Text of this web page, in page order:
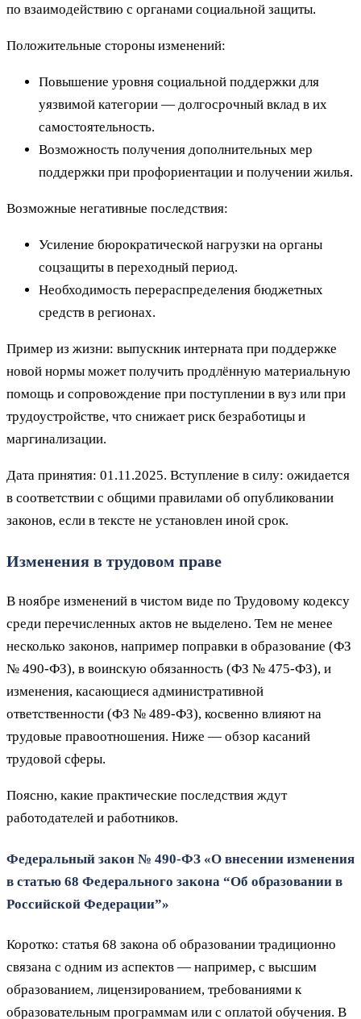
по взаимодействию с органами социальной защиты.
Положительные стороны изменений:
Повышение уровня социальной поддержки для
уязвимой категории — долгосрочный вклад в их
самостоятельность.
Возможность получения дополнительных мер
поддержки при профориентации и получении жилья.
Возможные негативные последствия:
Усиление бюрократической нагрузки на органы
соцзащиты в переходный период.
Необходимость перераспределения бюджетных
средств в регионах.
Пример из жизни: выпускник интерната при поддержке
новой нормы может получить продлённую материальную
помощь и сопровождение при поступлении в вуз или при
трудоустройстве, что снижает риск безработицы и
маргинализации.
Дата принятия: 01.11.2025. Вступление в силу: ожидается
в соответствии с общими правилами об опубликовании
законов, если в тексте не установлен иной срок.
Изменения в трудовом праве
В ноябре изменений в чистом виде по Трудовому кодексу
среди перечисленных актов не выделено. Тем не менее
несколько законов, например поправки в образование (ФЗ
№ 490‑ФЗ), в воинскую обязанность (ФЗ № 475‑ФЗ), и
изменения, касающиеся административной
ответственности (ФЗ № 489‑ФЗ), косвенно влияют на
трудовые правоотношения. Ниже — обзор касаний
трудовой сферы.
Поясню, какие практические последствия ждут
работодателей и работников.
Федеральный закон № 490‑ФЗ «О внесении изменения
в статью 68 Федерального закона “Об образовании в
Российской Федерации”»
Коротко: статья 68 закона об образовании традиционно
связана с одним из аспектов — например, с высшим
образованием, лицензированием, требованиями к
образовательным программам или с оплатой обучения. В